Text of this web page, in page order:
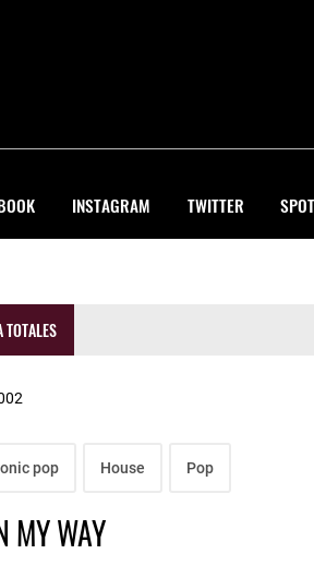
INSTAGRAM TWITTER
TOTALES
pop House Pop
MY WAY